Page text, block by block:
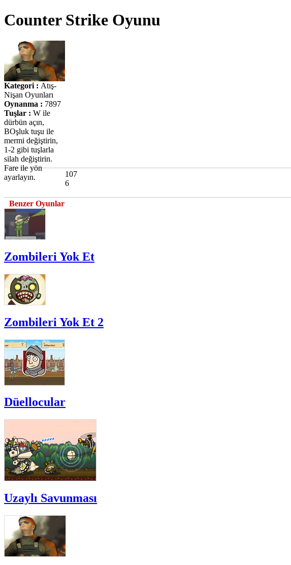
Counter Strike Oyunu
Kategori : Atış-
Nişan Oyunları
Oynanma : 7897
Tuşlar : W ile
dürbün açın,
BOşluk tuşu ile
mermi değiştirin,
1-2 gibi tuşlarla
silah değiştirin.
Fare ile yön
ayarlayın.
107
6
Benzer Oyunlar
Zombileri Yok Et
Zombileri Yok Et 2
Düellocular
Uzaylı Savunması